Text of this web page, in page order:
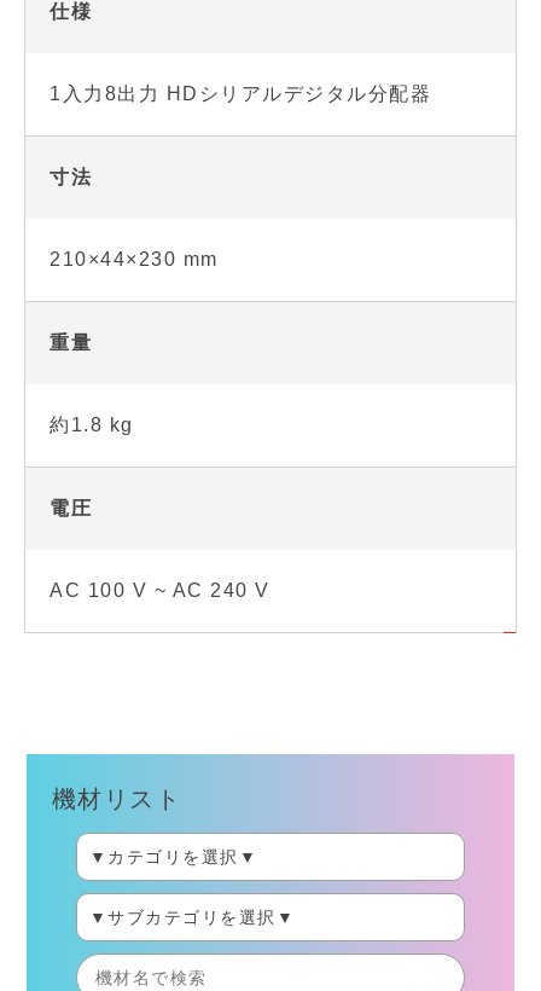
仕様
1入力8出力 HDシリアルデジタル分配器
寸法
210×44×230 mm
重量
約1.8 kg
電圧
AC 100 V ~ AC 240 V
機材リスト